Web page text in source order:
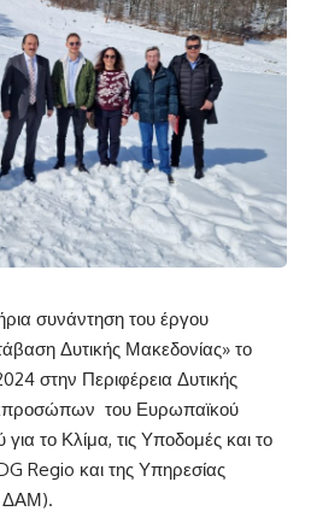
συνάντηση του έργου
Δυτικής Μακεδονίας» το
στην Περιφέρεια Δυτικής
του Ευρωπαϊκού
το Κλίμα, τις Υποδομές και το
Regio και της Υπηρεσίας
ΔΑΜ).